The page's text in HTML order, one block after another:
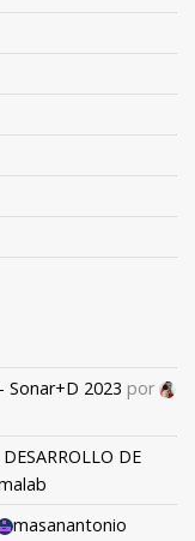
Sonar+D 2023 por
DE
masanantonio